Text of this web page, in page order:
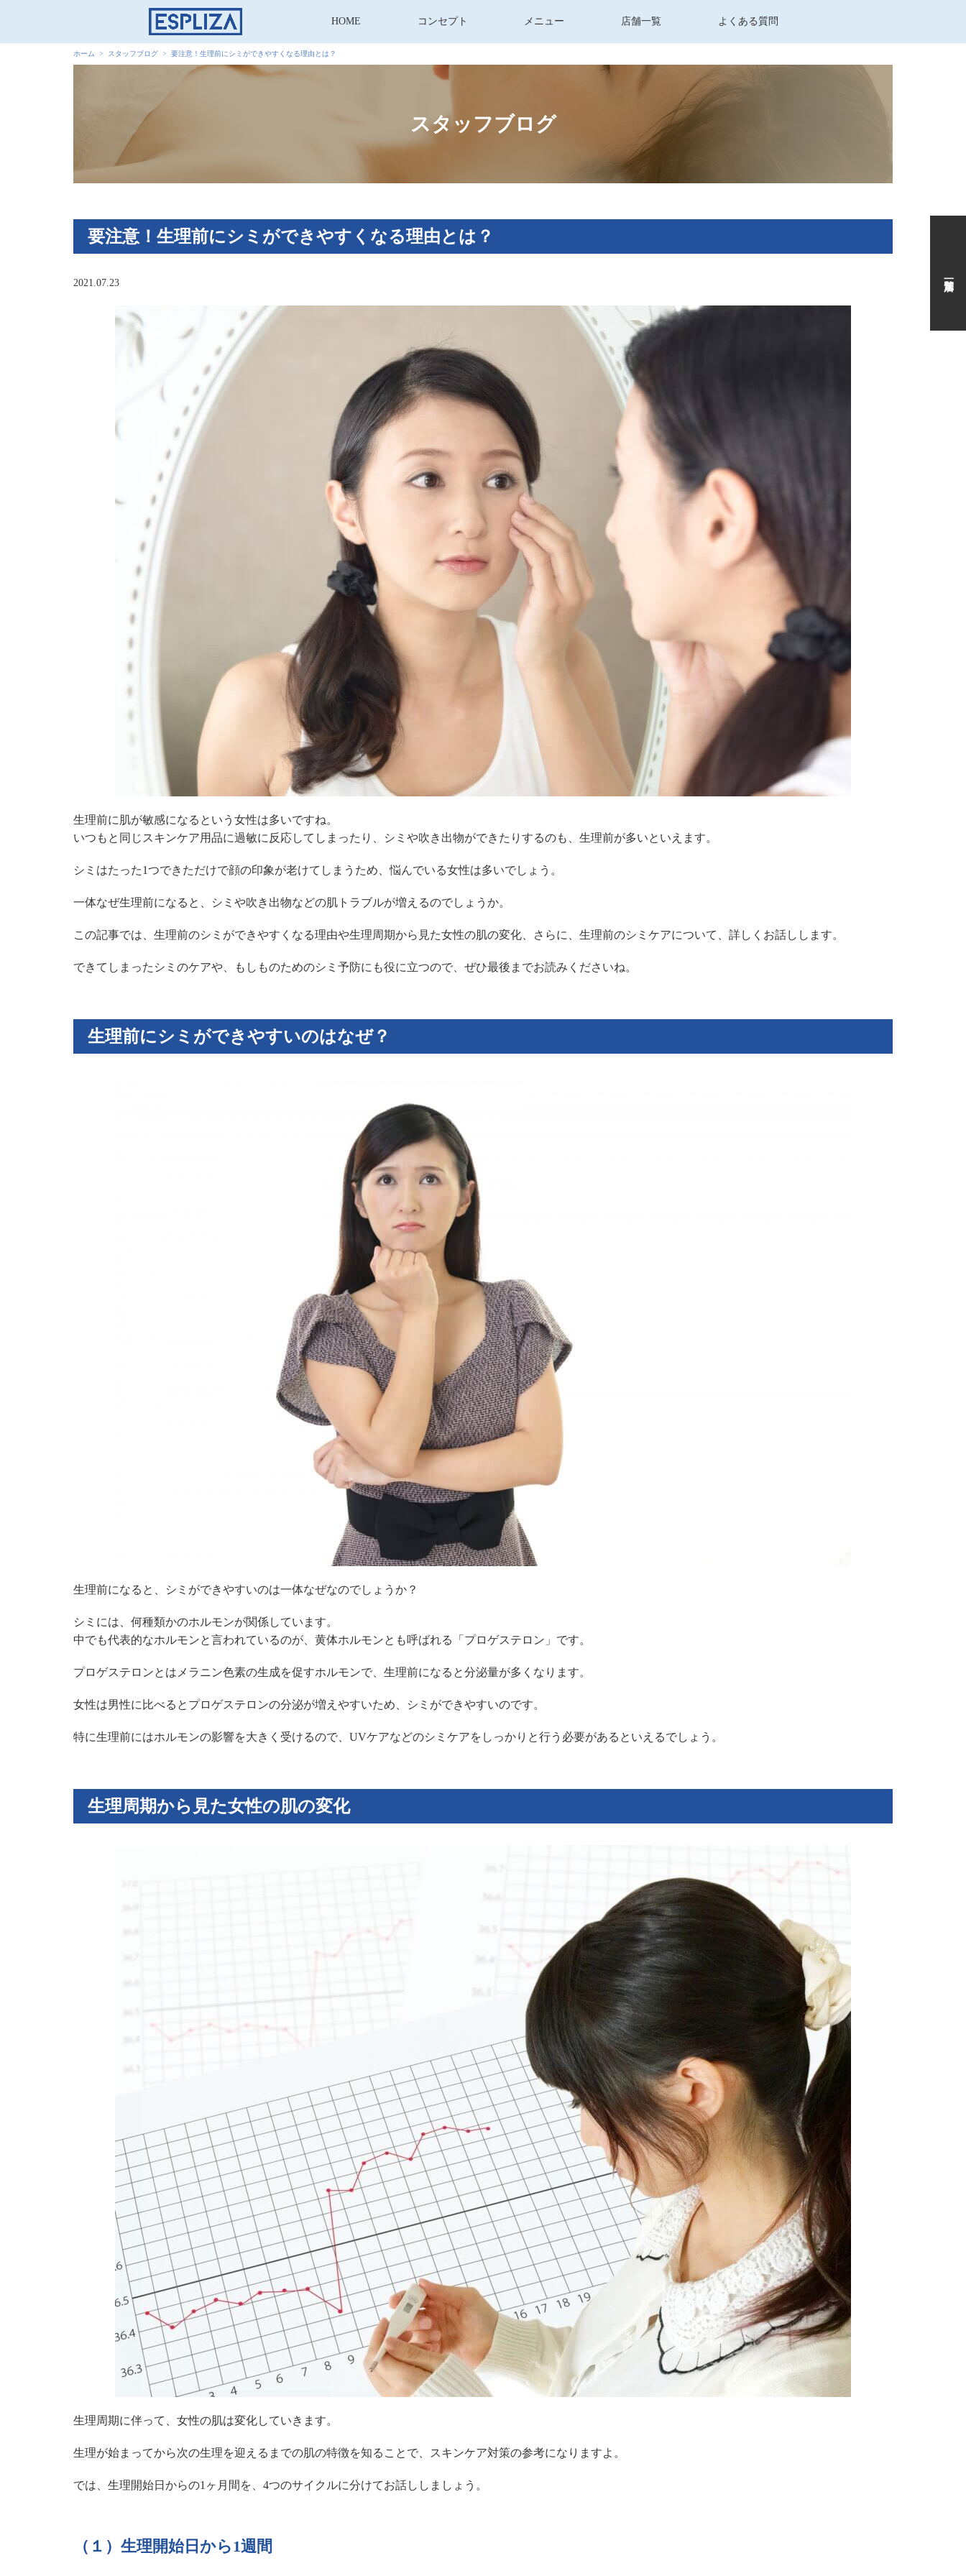
HOME コンセプト メニュー 店舗一覧 よくある質問
ホーム スタッフブログ 要注意！生理前にシミができやすくなる理由とは？
スタッフブログ
要注意！生理前にシミができやすくなる理由とは？
2021.07.23
生理前に肌が敏感になるという女性は多いですね。
いつもと同じスキンケア用品に過敏に反応してしまったり、シミや吹き出物ができたりするのも、生理前が多いといえます。
シミはたった1つできただけで顔の印象が老けてしまうため、悩んでいる女性は多いでしょう。
一体なぜ生理前になると、シミや吹き出物などの肌トラブルが増えるのでしょうか。
この記事では、生理前のシミができやすくなる理由や生理周期から見た女性の肌の変化、さらに、生理前のシミケアについて、詳しくお話しします。
できてしまったシミのケアや、もしものためのシミ予防にも役に立つので、ぜひ最後までお読みくださいね。
生理前にシミができやすいのはなぜ？
生理前になると、シミができやすいのは一体なぜなのでしょうか？
シミには、何種類かのホルモンが関係しています。
中でも代表的なホルモンと言われているのが、黄体ホルモンとも呼ばれる「プロゲステロン」です。
プロゲステロンとはメラニン色素の生成を促すホルモンで、生理前になると分泌量が多くなります。
女性は男性に比べるとプロゲステロンの分泌が増えやすいため、シミができやすいのです。
特に生理前にはホルモンの影響を大きく受けるので、UVケアなどのシミケアをしっかりと行う必要があるといえるでしょう。
生理周期から見た女性の肌の変化
生理周期に伴って、女性の肌は変化していきます。
生理が始まってから次の生理を迎えるまでの肌の特徴を知ることで、スキンケア対策の参考になりますよ。
では、生理開始日からの1ヶ月間を、4つのサイクルに分けてお話ししましょう。
（１）生理開始日から1週間